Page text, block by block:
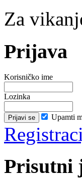
Za
Prijava
Korisničko ime
Lozinka
Upamti
Prisutni